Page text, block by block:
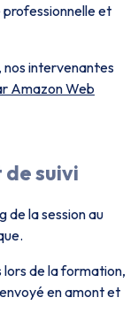
et
intervenant·es
Amazon Web
suivi
de la session au
lors de la formation,
en amont et